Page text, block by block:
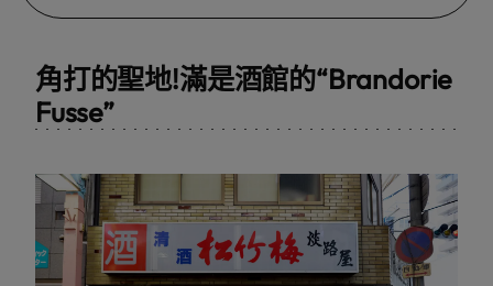
角打的聖地!滿是酒館的“Brandorie
Fusse”